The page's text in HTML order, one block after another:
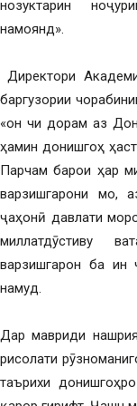
нозуктарин
намоянд».
Директори
баргузории
«он чи дорам аз
ҳамин донишгоҳ
Парчам барои ҳар
варзишгарони мо,
ҷаҳонӣ давлати
миллатдӯстиву
варзишгарон ба
намуд.
Дар мавриди
рисолати
таърихи